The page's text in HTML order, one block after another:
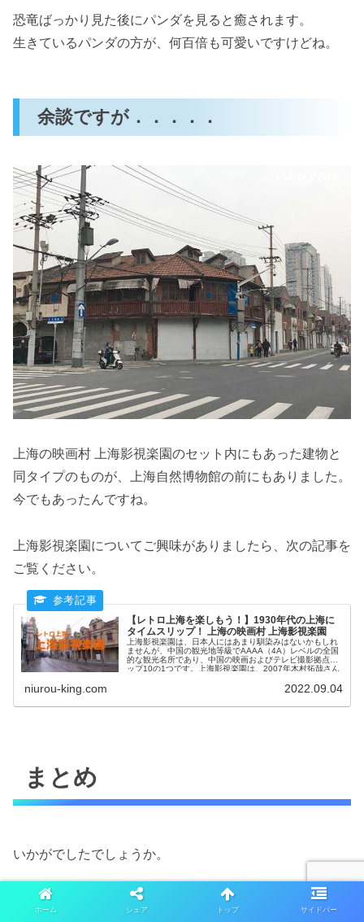
恐竜ばっかり見た後にパンダを見ると癒されます。
生きているパンダの方が、何百倍も可愛いですけどね。
余談ですが．．．．．
上海の映画村 上海影視楽園のセット内にもあった建物と
同タイプのものが、上海自然博物館の前にもありました。
今でもあったんですね。
上海影視楽園についてご興味がありましたら、次の記事を
ご覧ください。
【レトロ上海を楽しもう！】1930年代の上海に
タイムスリップ！ 上海の映画村 上海影視楽園
上海影視楽園は、日本人にはあまり馴染みはないかもしれ
ませんが、中国の観光地等級でAAAA（4A）レベルの全国
的な観光名所であり、中国の映画およびテレビ撮影拠点ト
ップ10の1つです。上海影視楽園は、2007年木村拓哉さん
1930年代の租界時代を彷彿とさせるレトロ上海へタイムス
niurou-king.com 2022.09.04
まとめ
いかがでしたでしょうか。
旧上海自然博物館が閉館になったことを惜しむ方は、上海
ホーム シェア トップ サイドバー